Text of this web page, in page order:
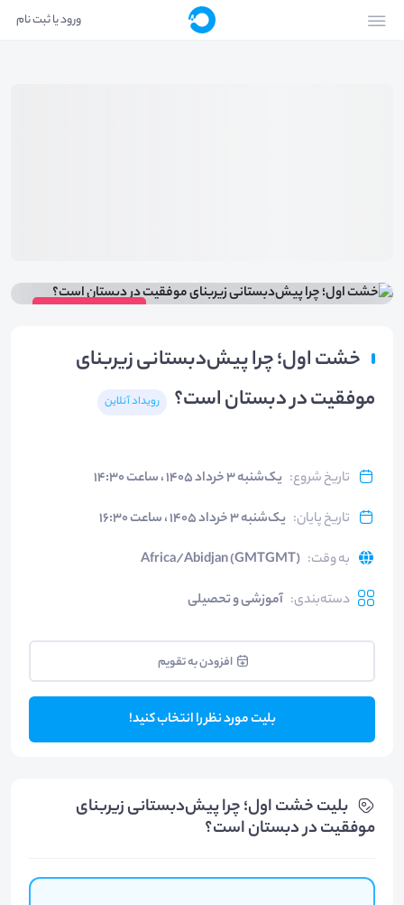
ورود یا ثبت نام
خشت اول؛ چرا پیش‌دبستانی زیربنای
موفقیت در دبستان است؟
رویداد آنلاین
تاریخ شروع: یک‌شنبه ۳ خرداد ۱۴۰۵ ، ساعت ۱۴:۳۰
تاریخ پایان: یک‌شنبه ۳ خرداد ۱۴۰۵ ، ساعت ۱۶:۳۰
به وقت:
Africa/Abidjan (GMTGMT)
دسته‌بندی: آموزشی و تحصیلی
افزودن به تقویم
بلیت مورد نظر را انتخاب کنید!
بلیت‌ خشت اول؛ چرا پیش‌دبستانی زیربنای
موفقیت در دبستان است؟